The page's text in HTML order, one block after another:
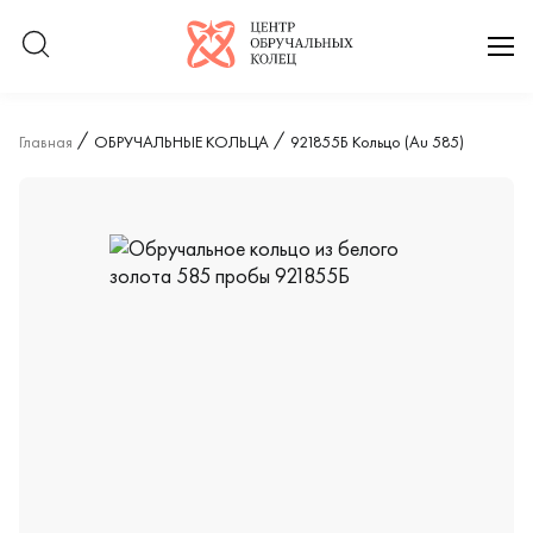
Логотип компании
Главная ОБРУЧАЛЬНЫЕ КОЛЬЦА 921855Б Кольцо (Au 585)